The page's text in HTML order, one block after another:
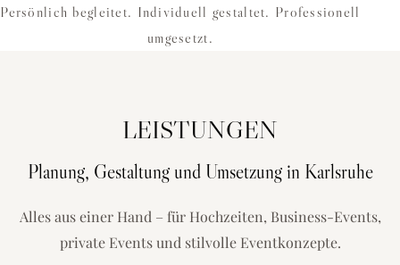
Persönlich begleitet. Individuell gestaltet. Professionell
umgesetzt.
LEISTUNGEN
Planung, Gestaltung und Umsetzung in Karlsruhe
Alles aus einer Hand – für Hochzeiten, Business-Events,
private Events und stilvolle Eventkonzepte.